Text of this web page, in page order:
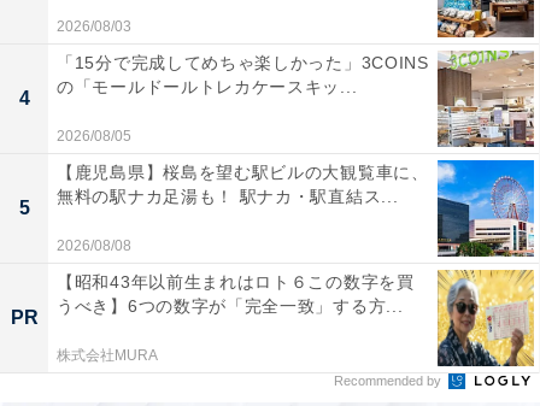
「森の国ぽっぽ温泉」には以下のような口コミが寄せら
れています。
駅の2階に温泉があるとは驚きで、電車で来てその
ままお風呂に入れる体験はここだけだと思います。
木目調の明治の湯はとても落ち着いた雰囲気で、ゆ
ったりとリラックスできました。
滑床の湯の露天岩風呂は山の緑を眺めながら入れて
とても気持ちよかったです。サウナと水風呂もあ
2026/08/03
4
「15分で完成してめちゃ楽しかった」3COINS
の「モールドールトレカケースキッ...
2026/08/05
5
【鹿児島県】桜島を望む駅ビルの大観覧車に、
無料の駅ナカ足湯も！ 駅ナカ・駅直結ス...
2026/08/08
PR
【昭和43年以前生まれはロト６この数字を買
うべき】6つの数字が「完全一致」する方...
株式会社MURA
Recommended by